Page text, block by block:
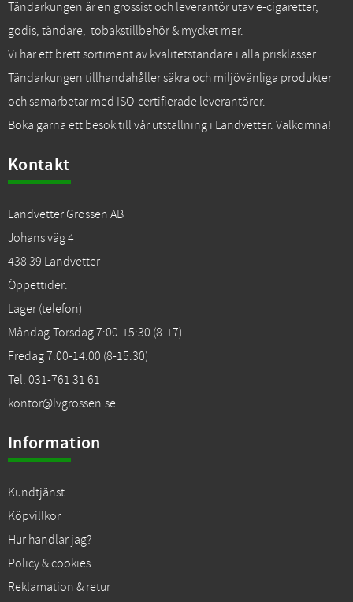
Tändarkungen är en grossist och leverantör utav e-cigaretter,
godis, tändare, tobakstillbehör & mycket mer.
Vi har ett brett sortiment av kvalitetständare i alla prisklasser.
Tändarkungen tillhandahåller säkra och miljövänliga produkter
och samarbetar med ISO-certifierade leverantörer.
Boka gärna ett besök till vår utställning i Landvetter. Välkomna!
Kontakt
Landvetter Grossen AB
Johans väg 4
438 39 Landvetter
Öppettider:
Lager (telefon)
Måndag-Torsdag 7:00-15:30 (8-17)
Fredag 7:00-14:00 (8-15:30)
Tel. 031-761 31 61
kontor@lvgrossen.se
Information
Kundtjänst
Köpvillkor
Hur handlar jag?
Policy & cookies
Reklamation & retur